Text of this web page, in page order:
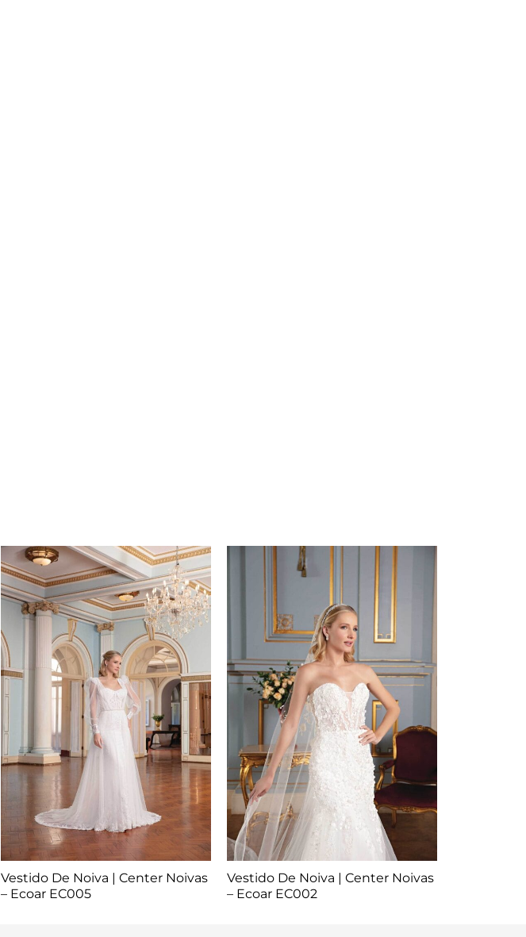
Vestido De Noiva | Center Noivas
– Ecoar EC005
Vestido De Noiva | Center Noivas
– Ecoar EC002